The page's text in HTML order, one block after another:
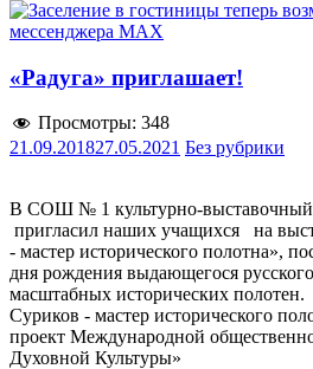
«Радуга» приглашает!
Просмотры: 348
21.09.201827.05.2021 Без рубрики
В СОШ № 1 культурно-выставочный
пригласил наших учащихся на
- мастер исторического полотна»,
дня рождения выдающегося
масштабных исторических
Суриков - мастер исторического
проект Международной
Духовной Культуры»